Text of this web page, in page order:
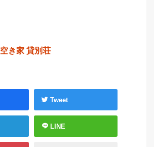
空き家 貸別荘
Tweet
LINE